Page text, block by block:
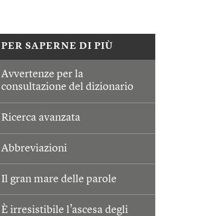
PER SAPERNE DI PIÙ
Avvertenze per la
consultazione del dizionario
Ricerca avanzata
Abbreviazioni
Il gran mare delle parole
È irresistibile l’ascesa degli